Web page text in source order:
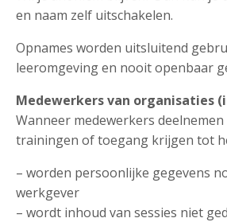
en naam zelf uitschakelen.
Opnames worden uitsluitend
leeromgeving en nooit openbaar
Medewerkers van organisaties
Wanneer medewerkers
trainingen of toegang krijgen tot
– worden persoonlijke gegevens
werkgever
– wordt inhoud van sessies niet